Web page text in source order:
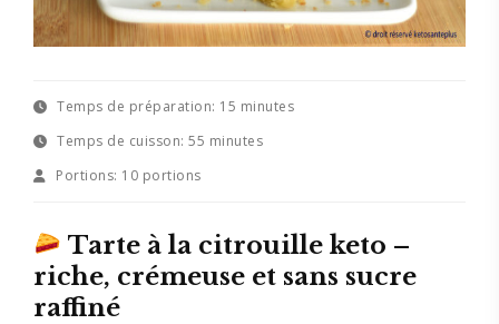
Temps de préparation: 15 minutes
Temps de cuisson: 55 minutes
Portions: 10 portions
Tarte à la citrouille keto –
riche, crémeuse et sans sucre
raffiné